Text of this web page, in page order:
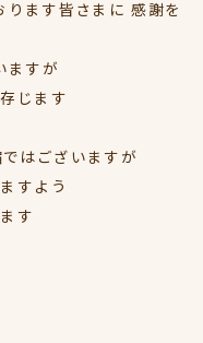
ります皆さまに 感謝を
ますが
じます
はございますが
すよう
す